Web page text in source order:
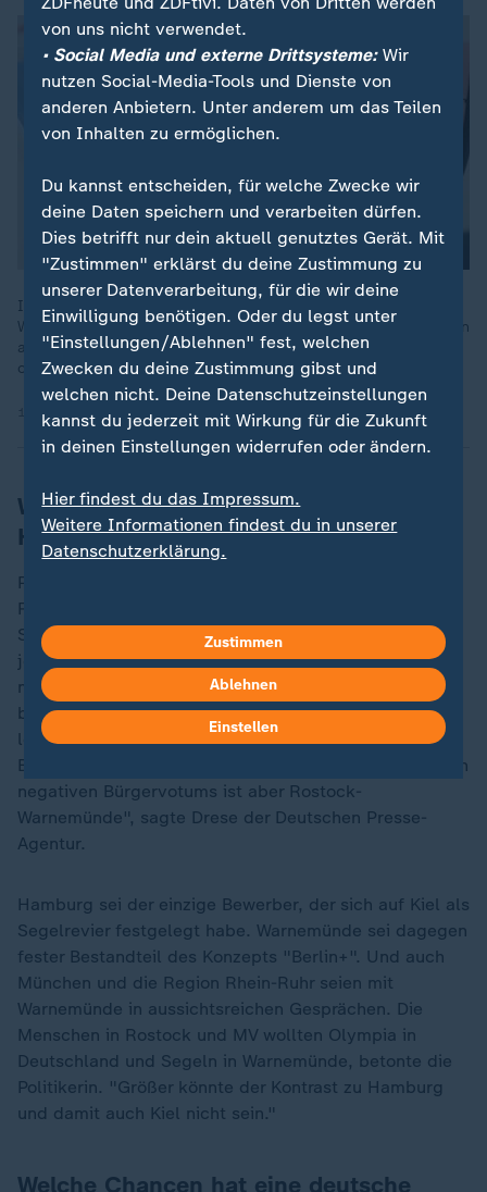
Im April konnten rund vier Millionen Bürger in Nordrhein-
Westfalen über eine Olympiabewerbung der Rhein-Ruhr-Region
abstimmen. Dabei geht es um die Sommerspiele 2036, 2040
oder 2044.
19.04.2026 | 1:46 min
Wer ist der heimliche Gewinner nach
Hamburgs Aus?
Profitieren könnte von der Hamburger Entscheidung
Rostock-Warnemünde. Mecklenburg-Vorpommerns
Sportministerin Stefanie Drese (SPD) zeigte sich
jedenfalls zuversichtlich für die Chancen des
möglichen olympischen Segelstandortes. Formal
betrachtet, bedeute das Aus Hamburgs zunächst
lediglich, dass es in Deutschland nur noch drei
Bewerber gebe. "Der heimliche Gewinner des gestrigen
negativen Bürgervotums ist aber Rostock-
Warnemünde", sagte Drese der Deutschen Presse-
Agentur.
Hamburg sei der einzige Bewerber, der sich auf Kiel als
Segelrevier festgelegt habe. Warnemünde sei dagegen
fester Bestandteil des Konzepts "Berlin+". Und auch
München und die Region Rhein-Ruhr seien mit
Warnemünde in aussichtsreichen Gesprächen. Die
Menschen in Rostock und MV wollten Olympia in
Deutschland und Segeln in Warnemünde, betonte die
Politikerin. "Größer könnte der Kontrast zu Hamburg
und damit auch Kiel nicht sein."
Welche Chancen hat eine deutsche
von uns nicht verwendet.
• Social Media und externe Drittsysteme:Wir
nutzen Social-Media-Tools und Dienste von
anderen Anbietern. Unter anderem um das Teilen
von Inhalten zu ermöglichen.
Du kannst entscheiden, für welche Zwecke wir
deine Daten speichern und verarbeiten dürfen.
Dies betrifft nur dein aktuell genutztes Gerät. Mit
"Zustimmen" erklärst du deine Zustimmung zu
unserer Datenverarbeitung, für die wir deine
Einwilligung benötigen. Oder du legst unter
"Einstellungen/Ablehnen" fest, welchen
Zwecken du deine Zustimmung gibst und
welchen nicht. Deine Datenschutzeinstellungen
kannst du jederzeit mit Wirkung für die Zukunft
in deinen Einstellungen widerrufen oder ändern.
Hier findest du das Impressum.
Weitere Informationen findest du in unserer
Datenschutzerklärung.
Zustimmen
Ablehnen
Einstellen